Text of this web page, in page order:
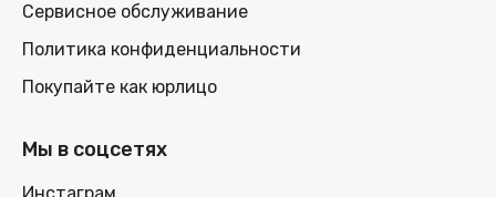
Сервисное обслуживание
Политика конфиденциальности
Покупайте как юрлицо
Мы в соцсетях